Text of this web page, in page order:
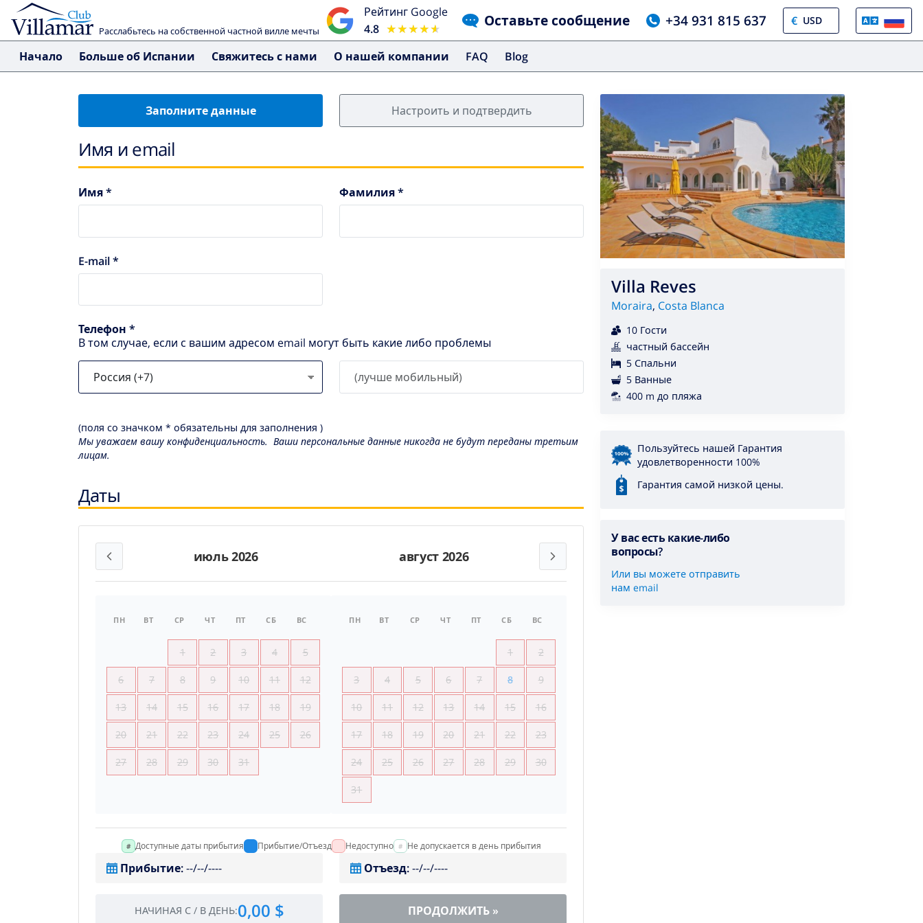
Расслабьтесь на собственной частной вилле мечты
Рейтинг Google
4.8 ★★★★★
★★★★★ Оставьте сообщение +34 931 815 637 €
Начало Больше об Испании Свяжитесь с нами О нашей компании FAQ Blog
Заполните данные Настроить и подтвердить
Имя и email
Имя * Фамилия *
E-mail *
Телефон *
В том случае, если с вашим адресом email могут быть какие либо проблемы
(поля со значком * обязательны для заполнения )
Мы уважаем вашу конфиденциальность. Ваши персональные данные никогда не будут переданы третьим
лицам.
Даты
июль 2026 август 2026
ПН ВТ СР ЧТ ПТ СБ ВС
1 2 3 4 5
6 7 8 9 10 11 12
13 14 15 16 17 18 19
20 21 22 23 24 25 26
27 28 29 30 31
ПН ВТ СР ЧТ ПТ СБ ВС
1 2
3 4 5 6 7 8 9
10 11 12 13 14 15 16
17 18 19 20 21 22 23
24 25 26 27 28 29 30
31
Доступные даты прибытия Прибытие/Отъезд Недоступно Не допускается в день прибытия
Прибытие:--/--/---- Отъезд:--/--/----
НАЧИНАЯ С/ В ДЕНЬ:0,00 $ ПРОДОЛЖИТЬ»
Villa Reves
Moraira, Costa Blanca
10 Гости
частный бассейн
5 Спальни
5 Ванные
400 m до пляжа
Пользуйтесь нашей Гарантия
удовлетворенности 100%
Гарантия самой низкой цены.
У вас есть какие-либо
вопросы?
Или вы можете отправить
нам email